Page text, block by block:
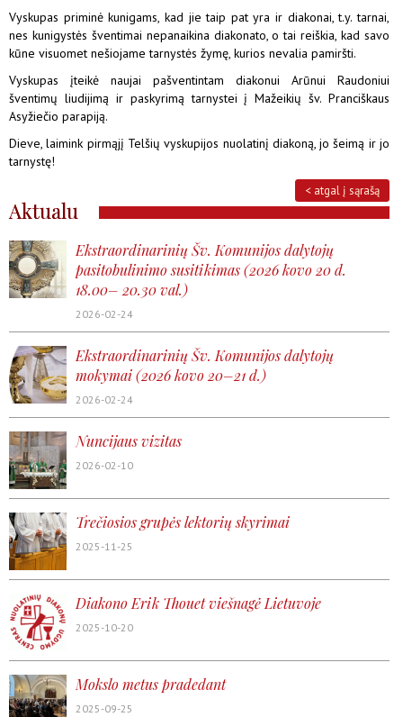
Vyskupas priminė kunigams, kad jie taip pat yra ir diakonai, t.y. tarnai,
nes kunigystės šventimai nepanaikina diakonato, o tai reiškia, kad savo
kūne visuomet nešiojame tarnystės žymę, kurios nevalia pamiršti.
Vyskupas įteikė naujai pašventintam diakonui Arūnui Raudoniui
šventimų liudijimą ir paskyrimą tarnystei į Mažeikių šv. Pranciškaus
Asyžiečio parapiją.
Dieve, laimink pirmąjį Telšių vyskupijos nuolatinį diakoną, jo šeimą ir jo
tarnystę!
< atgal į sąrašą
Aktualu
Ekstraordinarinių Šv. Komunijos dalytojų
pasitobulinimo susitikimas (2026 kovo 20 d.
18.00– 20.30 val.)
2026-02-24
Ekstraordinarinių Šv. Komunijos dalytojų
mokymai (2026 kovo 20–21 d.)
2026-02-24
Nuncijaus vizitas
2026-02-10
Trečiosios grupės lektorių skyrimai
2025-11-25
Diakono Erik Thouet viešnagė Lietuvoje
2025-10-20
Mokslo metus pradedant
2025-09-25